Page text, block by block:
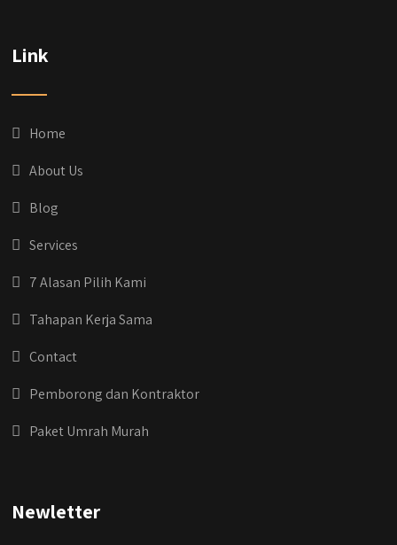
#jasarenovasirumahbekasi
#kontraktorbangunanjabodetabek
Link
Home
About Us
Blog
Services
7 Alasan Pilih Kami
Tahapan Kerja Sama
Contact
Pemborong dan Kontraktor
Paket Umrah Murah
Newletter